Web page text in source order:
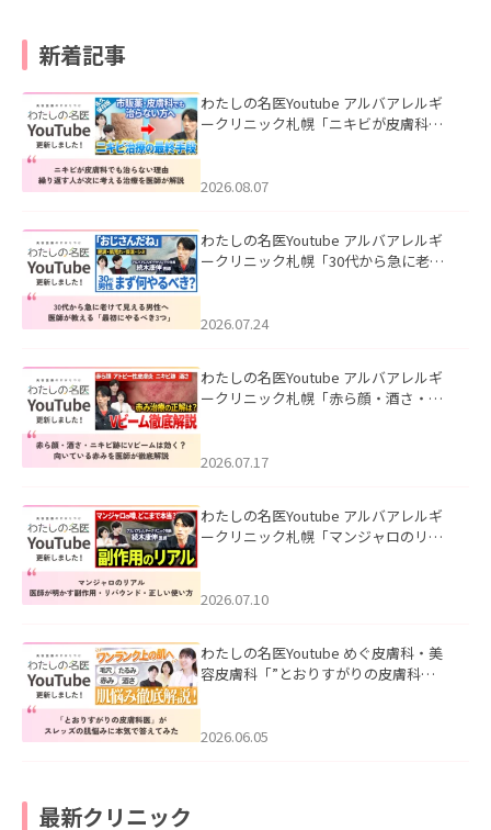
新着記事
わたしの名医Youtube アルバアレルギ
ークリニック札幌「ニキビが皮膚科で
ました。
2026.08.07
わたしの名医Youtube アルバアレルギ
ークリニック札幌「30代から急に老け
た。
2026.07.24
わたしの名医Youtube アルバアレルギ
ークリニック札幌「赤ら顔・酒さ・ニ
した。
2026.07.17
わたしの名医Youtube アルバアレルギ
ークリニック札幌「マンジャロのリア
た。
2026.07.10
わたしの名医Youtube めぐ皮膚科・美
容皮膚科「”とおりすがりの皮膚科
2026.06.05
最新クリニック